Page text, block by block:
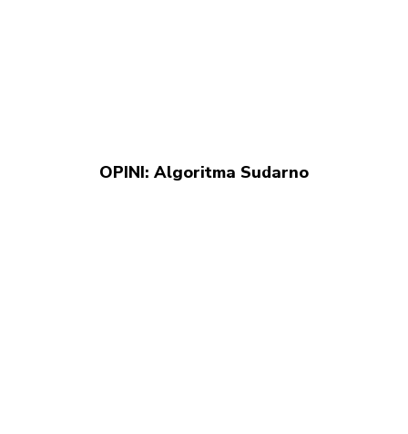
OPINI: Algoritma Sudarno